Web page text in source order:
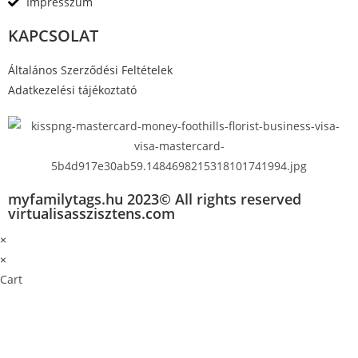
KAPCSOLAT
Általános Szerződési Feltételek
Adatkezelési tájékoztató
myfamilytags.hu 2023© All rights reserved
virtualisasszisztens.com
×
×
Cart